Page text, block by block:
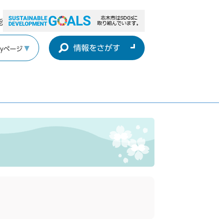
ページ 情報をさがす